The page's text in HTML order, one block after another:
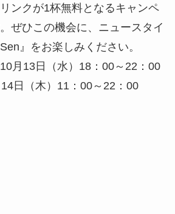
ンクが1杯無料となるキャンペ
ぜひこの機会に、ニュースタイ
』をお楽しみください。
月13日（水）18：00～22：00
日（木）11：00～22：00